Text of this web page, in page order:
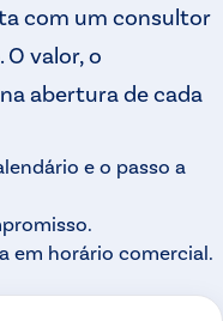
com um consultor
valor, o
abertura de cada
e o passo a
em horário comercial.